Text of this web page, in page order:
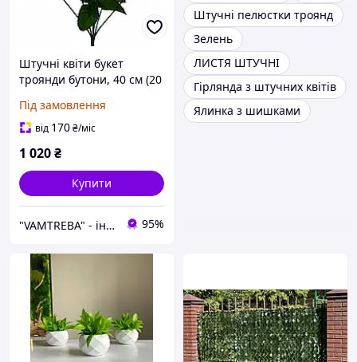
Штучні квіти букет
троянди бутони, 40 см (20
Під замовлення
від 170₴/міс
1 020₴
Купити
"VAMTREBA" - інтер'єри мрій тепер доступні для всіх! Ви знайдете тут все з ІК! 95%
Штучні пелюстки троянд
Зелень
ЛИСТЯ ШТУЧНІ
Гірлянда з штучних квітів
Ялинка з шишками